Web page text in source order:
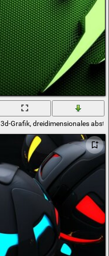
3d-Grafik, dreidimensionales